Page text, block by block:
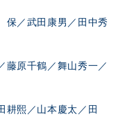
／武田康男／田中秀
原千鶴／舞山秀一／
熙／山本慶太／ 田